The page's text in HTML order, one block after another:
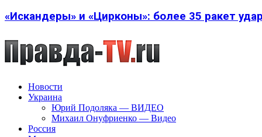
«Искандеры» и «Цирконы»: более 35 ракет
Новости
Украина
Юрий Подоляка — ВИДЕО
Михаил Онуфриенко — Видео
Россия